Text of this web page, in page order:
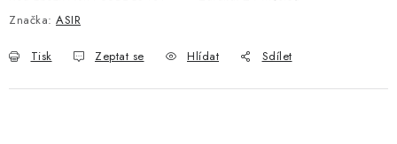
Značka: ASIR
Tisk Zeptat se Hlídat Sdílet